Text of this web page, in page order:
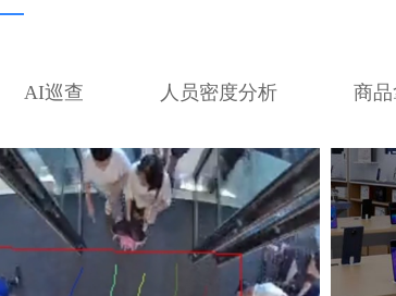
AI巡查 人员密度分析 商品